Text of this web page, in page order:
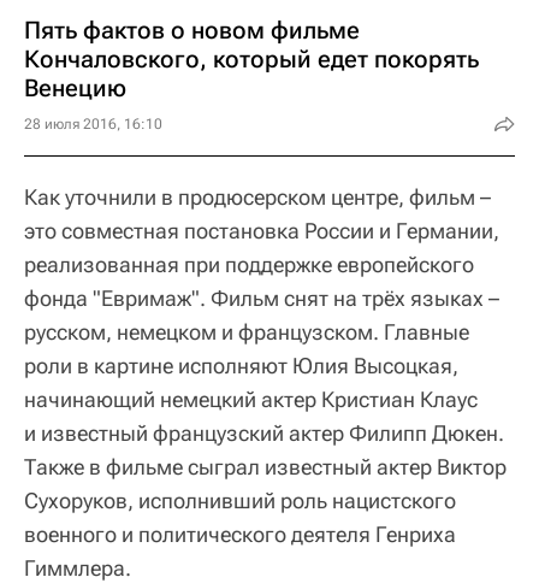
Пять фактов о новом фильме
Кончаловского, который едет покорять
Венецию
28 июля 2016, 16:10
Как уточнили в продюсерском центре, фильм –
это совместная постановка России и Германии,
реализованная при поддержке европейского
фонда "Eвримаж". Фильм снят на трёх языках –
русском, немецком и французском. Главные
роли в картине исполняют Юлия Высоцкая,
начинающий немецкий актер Кристиан Клаус
и известный французский актер Филипп Дюкен.
Также в фильме сыграл известный актер Виктор
Сухоруков, исполнивший роль нацистского
военного и политического деятеля Генриха
Гиммлера.